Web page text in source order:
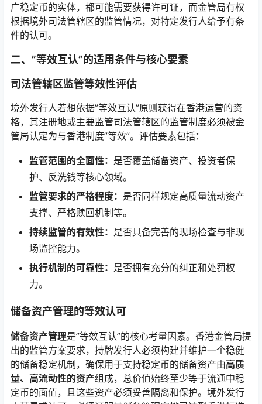
广稳定币的实体，都可能需要获得许可证，而金管局有权
根据境外司法管辖区的监管情况，对特定发行人给予有条
件的认可。
二、”等效互认”的适用条件与核心要素
司法管辖区监管等效性评估
境外发行人若想依据”等效互认”原则获得在香港运营的资
格，其注册地或主要监管司法管辖区的监管制度必须被金
管局认定为与香港制度”等效”。评估要素包括：
监管范围的全面性： 是否覆盖储备资产、投资者保
护、反洗钱等核心领域。
监管要求的严格程度： 是否同样规定高质量流动资产
支撑、严格赎回机制等。
持续监管的有效性： 是否具备完善的现场检查与非现
场监控能力。
执行机制的可靠性： 是否拥有充分的纠正和处罚权
力。
储备资产管理的等效认可
储备资产管理是”等效互认”的核心考量因素。香港金管局提
出的监管方案要求，持牌发行人必须构建并维护一个稳健
的储备稳定机制，确保用于支持稳定币的储备资产由高质
量、高流动性的资产组成，总价值始终至少等于流通中稳
定币的面值，且这些资产必须妥善隔离和保护。境外发行